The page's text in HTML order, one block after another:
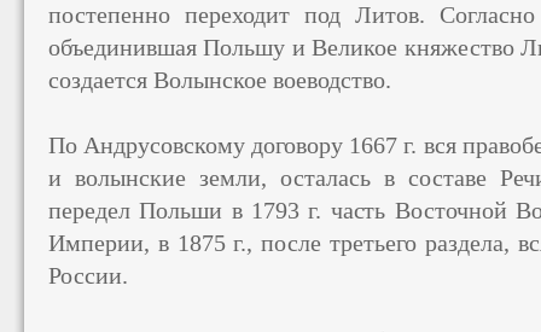
постепенно переходит под Литов.
объединившая Польшу и Великое княжество
создается Волынское воеводство.
По Андрусовскому договору 1667 г. вся
и волынские земли, осталась в составе
передел Польши в 1793 г. часть Восточной
Империи, в 1875 г., после третьего раздела,
России.